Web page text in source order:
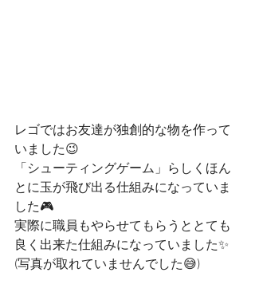
レゴではお友達が独創的な物を作って
いました😉
「シューティングゲーム」らしくほん
とに玉が飛び出る仕組みになっていま
した🎮
実際に職員もやらせてもらうととても
良く出来た仕組みになっていました✨
(写真が取れていませんでした😅)